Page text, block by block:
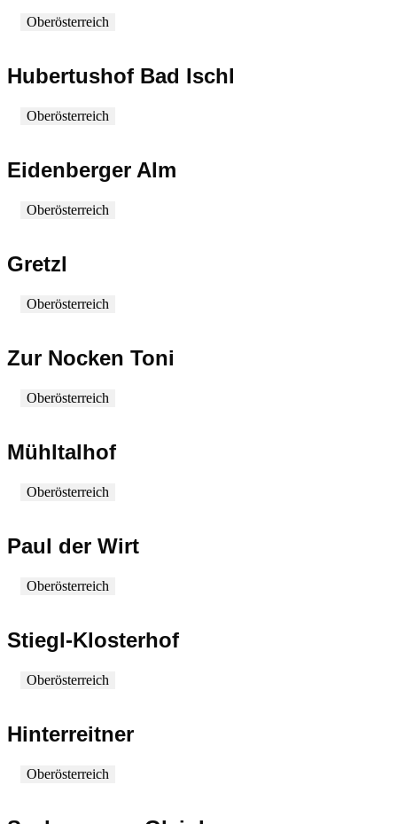
Oberösterreich
Hubertushof Bad Ischl
Oberösterreich
Eidenberger Alm
Oberösterreich
Gretzl
Oberösterreich
Zur Nocken Toni
Oberösterreich
Mühltalhof
Oberösterreich
Paul der Wirt
Oberösterreich
Stiegl-Klosterhof
Oberösterreich
Hinterreitner
Oberösterreich